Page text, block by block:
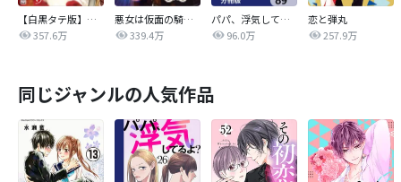
【白黒タテ版】孕むまで乱れいけ～身代わり花嫁と軍服の猛愛
357.6万
悪女は仮面の騎士に騙されない
339.4万
パパ、浮気してるよ？娘と二人でクズ夫を捨てます【分冊版】
96.0万
恋と弾丸
257.9万
同じジャンルの人気作品